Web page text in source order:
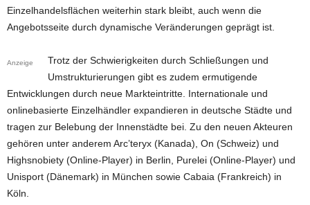
Einzelhandelsflächen weiterhin stark bleibt, auch wenn die
Angebotsseite durch dynamische Veränderungen geprägt ist.
Anzeige
Trotz der Schwierigkeiten durch Schließungen und
Umstrukturierungen gibt es zudem ermutigende
Entwicklungen durch neue Markteintritte. Internationale und
onlinebasierte Einzelhändler expandieren in deutsche Städte und
tragen zur Belebung der Innenstädte bei. Zu den neuen Akteuren
gehören unter anderem Arc’teryx (Kanada), On (Schweiz) und
Highsnobiety (Online-Player) in Berlin, Purelei (Online-Player) und
Unisport (Dänemark) in München sowie Cabaia (Frankreich) in
Köln.